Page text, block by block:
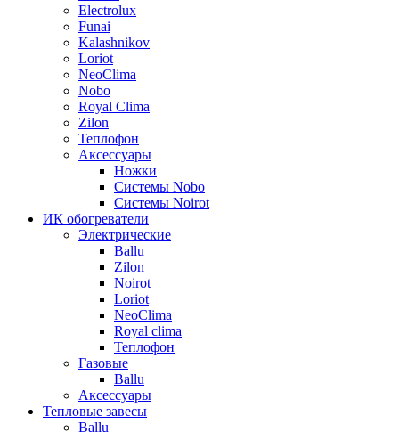
Electrolux
Funai
Kalashnikov
Loriot
NeoClima
Nobo
Royal Clima
Zilon
Теплофон
Аксессуары
Ножки
Системы Nobo
Системы Noirot
ИК обогреватели
Электрические
Ballu
Zilon
Noirot
Loriot
NeoClima
Royal clima
Теплофон
Газовые
Ballu
Аксессуары
Тепловые завесы
Ballu